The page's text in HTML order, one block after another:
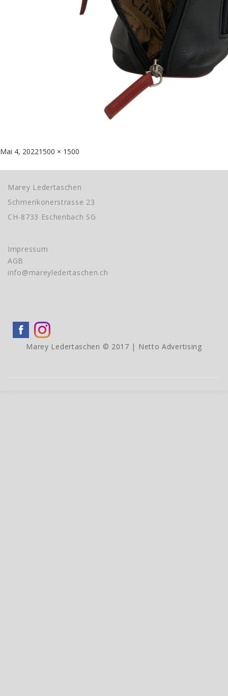
Posted
Mai 4, 2022Full
1500 × 1500
Beitragsnavigation
Marey Ledertaschen
Schmerikonerstrasse 23
CH-8733 Eschenbach SG
Impressum
AGB
info@mareyledertaschen.ch
Marey Ledertaschen © 2017 | Netto Advertising